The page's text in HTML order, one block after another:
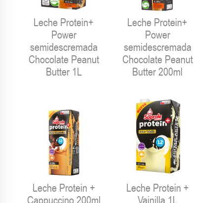
Leche Protein+
Power
semidescremada
Chocolate Peanut
Butter 1L
Leche Protein+
Power
semidescremada
Chocolate Peanut
Butter 200ml
Leche Protein +
Cappuccino 200ml
Leche Protein +
Vainilla 1L